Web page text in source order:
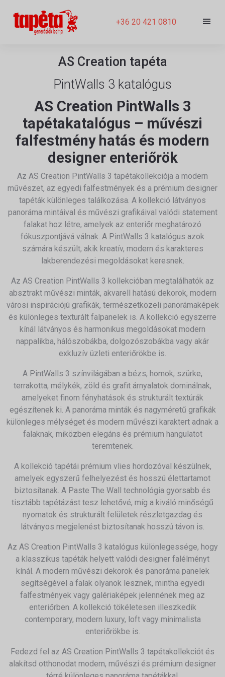
+36 20 421 0810
AS Creation tapéta
PintWalls 3 katalógus
AS Creation PintWalls 3
tapétakatalógus – művészi
falfestmény hatás és modern
designer enteriőrök
Az AS Creation PintWalls 3 tapétakollekciója a modern
művészet, az egyedi falfestmények és a prémium designer
tapéták különleges találkozása. A kollekció látványos
panoráma mintáival és művészi grafikáival valódi statement
falakat hoz létre, amelyek az enteriőr meghatározó
fókuszpontjává válnak. A PintWalls 3 katalógus azok
számára készült, akik kreatív, modern és karakteres
lakberendezési megoldásokat keresnek.
Az AS Creation PintWalls 3 kollekcióban megtalálhatók az
absztrakt művészi minták, akvarell hatású dekorok, modern
városi inspirációjú grafikák, természetközeli panorámaképek
és különleges texturált falpanelek is. A kollekció egyszerre
kínál látványos és harmonikus megoldásokat modern
nappalikba, hálószobákba, dolgozószobákba vagy akár
exkluzív üzleti enteriőrökbe is.
A PintWalls 3 színvilágában a bézs, homok, szürke,
terrakotta, mélykék, zöld és grafit árnyalatok dominálnak,
amelyeket finom fényhatások és strukturált textúrák
egészítenek ki. A panoráma minták és nagyméretű grafikák
különleges mélységet és modern művészi karaktert adnak a
falaknak, miközben elegáns és prémium hangulatot
teremtenek.
A kollekció tapétái prémium vlies hordozóval készülnek,
amelyek egyszerű felhelyezést és hosszú élettartamot
biztosítanak. A Paste The Wall technológia gyorsabb és
tisztább tapétázást tesz lehetővé, míg a kiváló minőségű
nyomatok és strukturált felületek részletgazdag és
látványos megjelenést biztosítanak hosszú távon is.
Az AS Creation PintWalls 3 katalógus különlegessége, hogy
a klasszikus tapéták helyett valódi designer falélményt
kínál. A modern művészi dekorok és panoráma panelek
segítségével a falak olyanok lesznek, mintha egyedi
falfestmények vagy galériaképek jelennének meg az
enteriőrben. A kollekció tökéletesen illeszkedik
contemporary, modern luxury, loft vagy minimalista
enteriőrökbe is.
Fedezd fel az AS Creation PintWalls 3 tapétakollekciót és
alakítsd otthonodat modern, művészi és prémium designer